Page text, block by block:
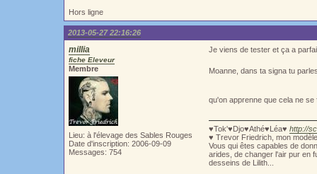
Hors ligne
2013-05-27 22:16:26
millia
fiche Eleveur
Membre
Lieu: à l'élevage des Sables Rouges
Date d'inscription: 2006-09-09
Messages: 754
Je viens de tester et ça a
Moanne, dans ta signa tu
qu'on apprenne que cela ne
♥Tok'♥Djo♥Athé♥Léa♥ http://
♥ Trevor Friedrich, mon
Vous qui êtes capables de
arides, de changer l'air pur en
desseins de Lilith...